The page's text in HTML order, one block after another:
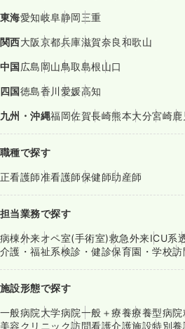
東海愛知岐阜静岡三重
関西大阪京都兵庫滋賀奈良和歌山
中国 広島 岡山鳥取島根山口
四国徳島香川 愛媛高知
九州・沖縄福岡佐賀長崎熊本大分宮崎鹿
職種で探す
正看護師准看護師保健師助産師
担当業務で探す
病棟外来オペ室(手術室)救急外来ICU系
介護・福祉系検診・健診保育園・学校訪
施設形態で探す
一般病院大学病院一般＋療養療養型病院
美容クリニック訪問看護介護施設特別養